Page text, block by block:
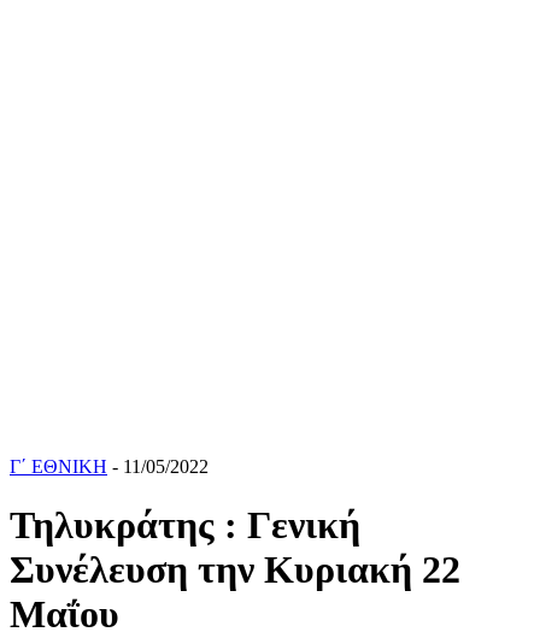
Γ΄ ΕΘΝΙΚΗ - 11/05/2022
Τηλυκράτης : Γενική
Συνέλευση την Κυριακή 22
Μαΐου